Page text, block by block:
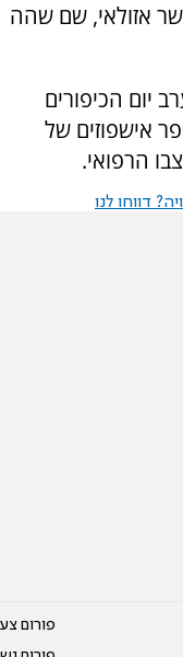
אזולאי, שם שהה
יום הכיפורים
אישפוזים של
הרפואי.
דווחו לנו
פורום